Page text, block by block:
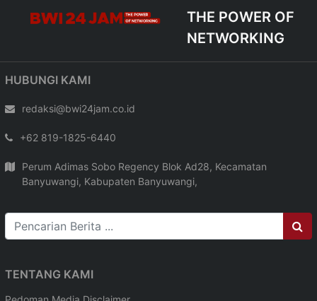
THE POWER OF
NETWORKING
HUBUNGI KAMI
redaksi@bwi24jam.co.id
+62 819-1825-6440
Perum Adimas Sobo Regency Blok Ad28, Kecamatan
Banyuwangi, Kabupaten Banyuwangi,
TENTANG KAMI